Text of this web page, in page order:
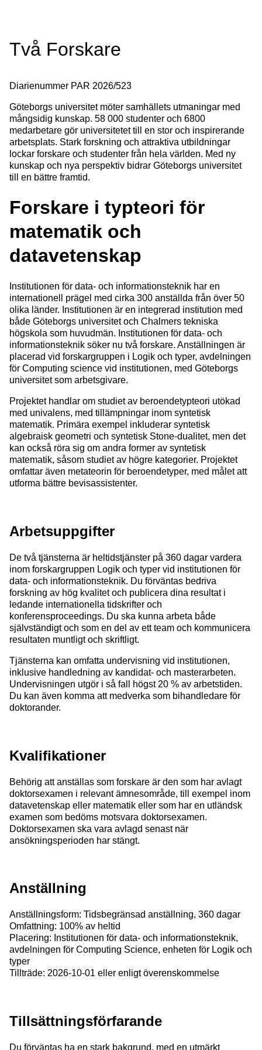
Två Forskare
Diarienummer PAR 2026/523
Göteborgs universitet möter samhällets utmaningar med
mångsidig kunskap. 58 000 studenter och 6800
medarbetare gör universitetet till en stor och inspirerande
arbetsplats. Stark forskning och attraktiva utbildningar
lockar forskare och studenter från hela världen. Med ny
kunskap och nya perspektiv bidrar Göteborgs universitet
till en bättre framtid.
Forskare i typteori för
matematik och
datavetenskap
Institutionen för data- och informationsteknik har en
internationell prägel med cirka 300 anställda från över 50
olika länder. Institutionen är en integrerad institution med
både Göteborgs universitet och Chalmers tekniska
högskola som huvudmän. Institutionen för data- och
informationsteknik söker nu två forskare. Anställningen är
placerad vid forskargruppen i Logik och typer, avdelningen
för Computing science vid institutionen, med Göteborgs
universitet som arbetsgivare.
Projektet handlar om studiet av beroendetypteori utökad
med univalens, med tillämpningar inom syntetisk
matematik. Primära exempel inkluderar syntetisk
algebraisk geometri och syntetisk Stone-dualitet, men det
kan också röra sig om andra former av syntetisk
matematik, såsom studiet av högre kategorier. Projektet
omfattar även metateorin för beroendetyper, med målet att
utforma bättre bevisassistenter.
Arbetsuppgifter
De två tjänsterna är heltidstjänster på 360 dagar vardera
inom forskargruppen Logik och typer vid institutionen för
data- och informationsteknik. Du förväntas bedriva
forskning av hög kvalitet och publicera dina resultat i
ledande internationella tidskrifter och
konferensproceedings. Du ska kunna arbeta både
självständigt och som en del av ett team och kommunicera
resultaten muntligt och skriftligt.
Tjänsterna kan omfatta undervisning vid institutionen,
inklusive handledning av kandidat- och masterarbeten.
Undervisningen utgör i så fall högst 20 % av arbetstiden.
Du kan även komma att medverka som bihandledare för
doktorander.
Kvalifikationer
Behörig att anställas som forskare är den som har avlagt
doktorsexamen i relevant ämnesområde, till exempel inom
datavetenskap eller matematik eller som har en utländsk
examen som bedöms motsvara doktorsexamen.
Doktorsexamen ska vara avlagd senast när
ansökningsperioden har stängt.
Anställning
Anställningsform: Tidsbegränsad anställning, 360 dagar
Omfattning: 100% av heltid
Placering: Institutionen för data- och informationsteknik,
avdelningen för Computing Science, enheten för Logik och
typer
Tillträde: 2026-10-01 eller enligt överenskommelse
Tillsättningsförfarande
Du förväntas ha en stark bakgrund, med en utmärkt